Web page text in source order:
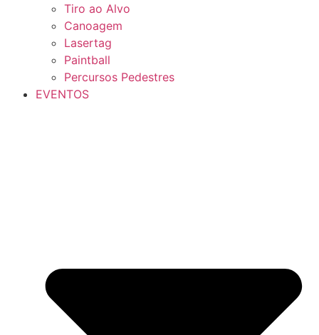
Tiro ao Alvo
Canoagem
Lasertag
Paintball
Percursos Pedestres
EVENTOS